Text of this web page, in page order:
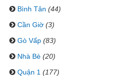
Bình Tân (44)
Cần Giờ (3)
Gò Vấp (83)
Nhà Bè (20)
Quận 1 (177)